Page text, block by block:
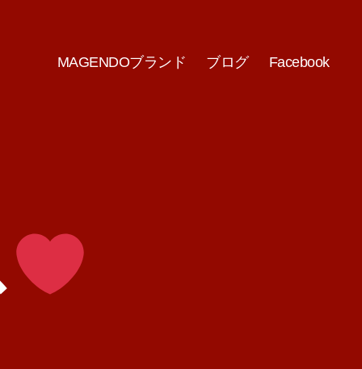
MAGENDOブランド ブログ Facebook